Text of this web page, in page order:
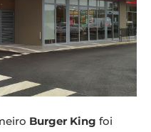
Burger King foi